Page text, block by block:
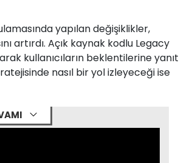
yapılan değişiklikler,
artırdı. Açık kaynak kodlu Legacy
kullanıcıların beklentilerine yanıt
nasıl bir yol izleyeceği ise